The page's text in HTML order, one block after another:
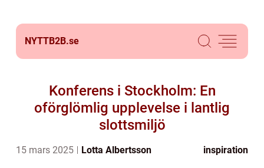
NYTTB2B.se
Konferens i Stockholm: En
oförglömlig upplevelse i lantlig
slottsmiljö
15 mars 2025 Lotta Albertsson inspiration